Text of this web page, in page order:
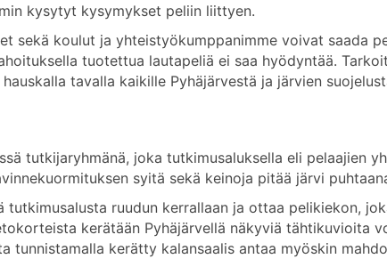
kysytyt kysymykset peliin liittyen.
sekä koulut ja yhteistyökumppanimme voivat saada
tuotettua lautapeliä ei saa hyödyntää.
tavalla kaikille Pyhäjärvestä ja järvien
tutkijaryhmänä, joka tutkimusaluksella eli pelaajien
syitä sekä keinoja pitää järvi
tutkimusalusta ruudun kerrallaan ja ottaa pelikiekon,
kerätään Pyhäjärvellä näkyviä tähtikuvioita
tunnistamalla kerätty kalansaalis antaa myöskin